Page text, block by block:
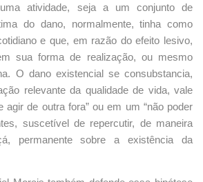
atividade, seja a um conjunto de
do dano, normalmente, tinha como
e que, em razão do efeito lesivo,
sua forma de realização, ou mesmo
O dano existencial se consubstancia,
relevante da qualidade de vida, vale
agir de outra fora” ou em um “não poder
suscetível de repercutir, de maneira
permanente sobre a existência da